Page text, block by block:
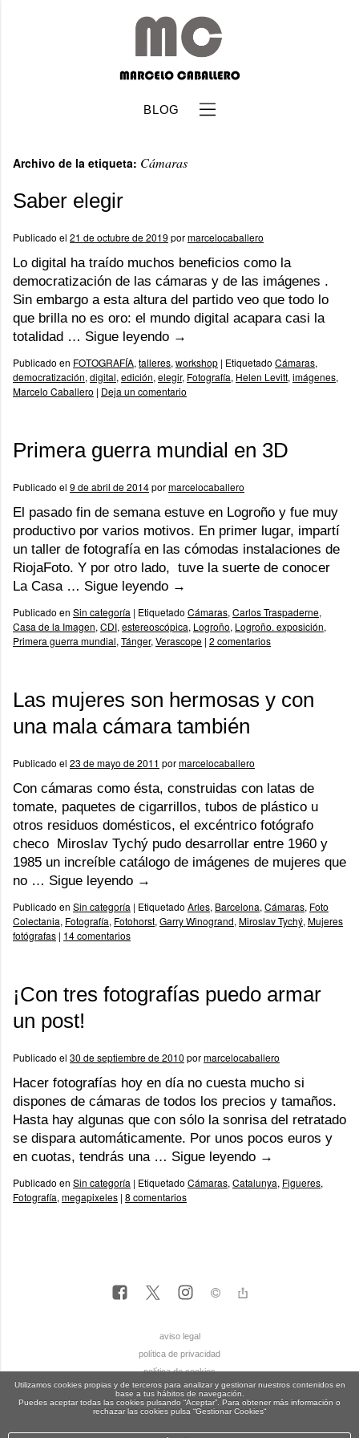
BLOG
Archivo de la etiqueta: Cámaras
Saber elegir
Publicado el 21 de octubre de 2019 pormarcelocaballero
Lo digital ha traído muchos beneficios como la
democratización de las cámaras y de las imágenes .
Sin embargo a esta altura del partido veo que todo lo
que brilla no es oro: el mundo digital acapara casi la
totalidad … Sigue leyendo →
Publicado en FOTOGRAFÍA, talleres, workshop | Etiquetado Cámaras,
democratización, digital, edición, elegir, Fotografía, Helen Levitt, imágenes,
Marcelo Caballero | Deja un comentario
Primera guerra mundial en 3D
Publicado el 9 de abril de 2014pormarcelocaballero
El pasado fin de semana estuve en Logroño y fue muy
productivo por varios motivos. En primer lugar, impartí
un taller de fotografía en las cómodas instalaciones de
RiojaFoto. Y por otro lado, tuve la suerte de conocer
La Casa … Sigue leyendo →
Publicado en Sin categoría | Etiquetado Cámaras, Carlos Traspaderne,
Casa de la Imagen, CDI, estereoscópica, Logroño, Logroño. exposición,
Primera guerra mundial, Tánger, Verascope | 2 comentarios
Las mujeres son hermosas y con
una mala cámara también
Publicado el 23 de mayo de 2011 pormarcelocaballero
Con cámaras como ésta, construidas con latas de
tomate, paquetes de cigarrillos, tubos de plástico u
otros residuos domésticos, el excéntrico fotógrafo
checo Miroslav Tychý pudo desarrollar entre 1960 y
1985 un increíble catálogo de imágenes de mujeres que
no … Sigue leyendo →
Publicado en Sin categoría | Etiquetado Arles, Barcelona, Cámaras, Foto
Colectania, Fotografía, Fotohorst, Garry Winogrand, Miroslav Tychý, Mujeres
fotógrafas | 14 comentarios
¡Con tres fotografías puedo armar
un post!
Publicado el 30 de septiembre de 2010 pormarcelocaballero
Hacer fotografías hoy en día no cuesta mucho si
dispones de cámaras de todos los precios y tamaños.
Hasta hay algunas que con sólo la sonrisa del retratado
se dispara automáticamente. Por unos pocos euros y
en cuotas, tendrás una … Sigue leyendo →
Publicado en Sin categoría | Etiquetado Cámaras, Catalunya, Figueres,
Fotografía, megapixeles | 8 comentarios
aviso legal
política de privacidad
política de cookies
Utilizamos cookies propias y de terceros para analizar y gestionar nuestros contenidos en
base a tus hábitos de navegación.
Puedes aceptar todas las cookies pulsando “Aceptar”. Para obtener más información o
rechazar las cookies pulsa “Gestionar Cookies“